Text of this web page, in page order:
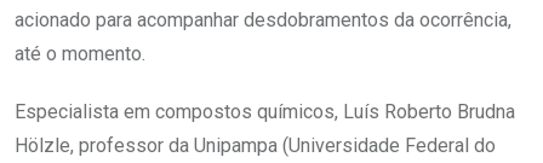
acionado para acompanhar desdobramentos da ocorrência,
até o momento.
Especialista em compostos químicos, Luís Roberto Brudna
Hölzle, professor da Unipampa (Universidade Federal do